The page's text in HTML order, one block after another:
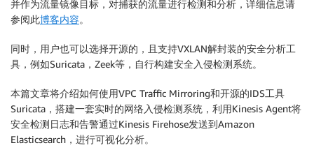
并作为流量镜像目标，对捕获的流量进行检测和分析，详细信息请
参阅此博客内容。
同时，用户也可以选择开源的，且支持VXLAN解封装的安全分析工
具，例如Suricata，Zeek等，自行构建安全入侵检测系统。
本篇文章将介绍如何使用VPC Traffic Mirroring和开源的IDS工具
Suricata，搭建一套实时的网络入侵检测系统，利用Kinesis Agent将
安全检测日志和告警通过Kinesis Firehose发送到Amazon
Elasticsearch，进行可视化分析。